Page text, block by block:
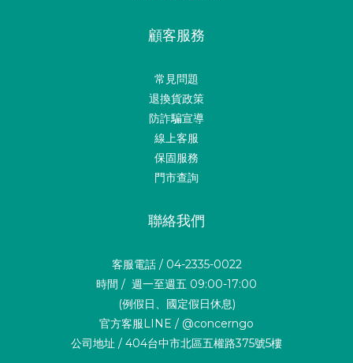
顧客服務
常見問題
退換貨政策
防詐騙宣導
線上客服
保固服務
門市查詢
聯絡我們
客服電話 / 04-2335-0022
時間 / 週一至週五 09:00-17:00
(例假日、國定假日休息)
官方客服LINE / @concerngo
公司地址 / 404台中市北區五權路375號5樓